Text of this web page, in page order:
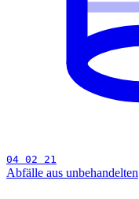
04 02 21
Abfälle aus unbehandelten